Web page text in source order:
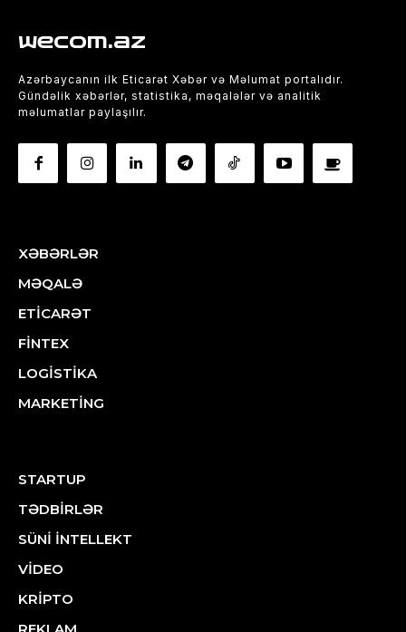
wecom.az
Azərbaycanın ilk Eticarət Xəbər və Məlumat portalıdır.
Gündəlik xəbərlər, statistika, məqalələr və analitik
məlumatlar paylaşılır.
XƏBƏRLƏR
MƏQALƏ
ETİCARƏT
FİNTEX
LOGİSTİKA
MARKETİNG
STARTUP
TƏDBİRLƏR
SÜNİ İNTELLEKT
VİDEO
KRİPTO